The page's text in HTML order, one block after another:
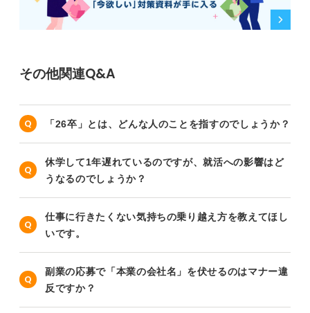
その他関連Q&A
「26卒」とは、どんな人のことを指すのでしょうか？
休学して1年遅れているのですが、就活への影響はど
うなるのでしょうか？
仕事に行きたくない気持ちの乗り越え方を教えてほし
いです。
副業の応募で「本業の会社名」を伏せるのはマナー違
反ですか？